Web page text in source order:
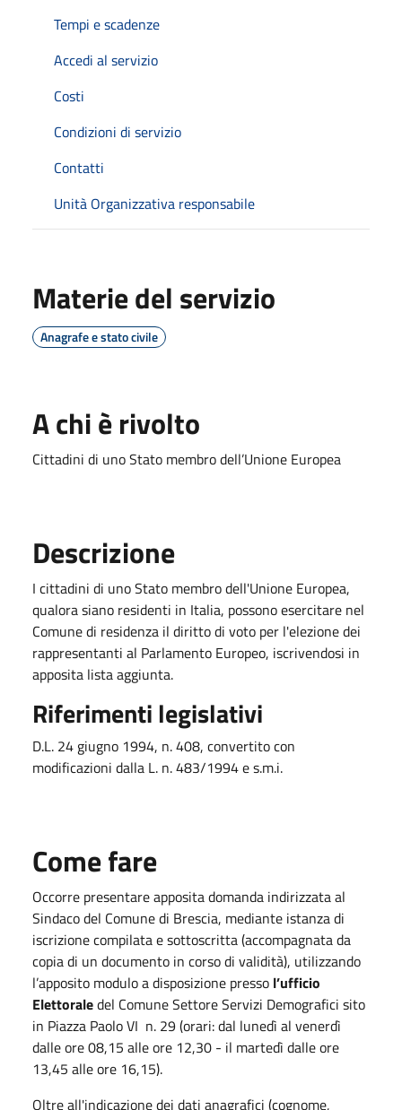
Tempi e scadenze
Accedi al servizio
Costi
Condizioni di servizio
Contatti
Unità Organizzativa responsabile
Materie del servizio
Anagrafe e stato civile
A chi è rivolto
Cittadini di uno Stato membro dell’Unione Europea
Descrizione
I cittadini di uno Stato membro dell'Unione Europea,
qualora siano residenti in Italia, possono esercitare nel
Comune di residenza il diritto di voto per l'elezione dei
rappresentanti al Parlamento Europeo, iscrivendosi in
apposita lista aggiunta.
Riferimenti legislativi
D.L. 24 giugno 1994, n. 408, convertito con
modificazioni dalla L. n. 483/1994 e s.m.i.
Come fare
Occorre presentare apposita domanda indirizzata al
Sindaco del Comune di Brescia, mediante istanza di
iscrizione compilata e sottoscritta (accompagnata da
copia di un documento in corso di validità), utilizzando
l’apposito modulo a disposizione presso l’ufficio
Elettoraledel Comune Settore Servizi Demografici sito
in Piazza Paolo VI n. 29 (orari: dal lunedì al venerdì
dalle ore 08,15 alle ore 12,30 - il martedì dalle ore
13,45 alle ore 16,15).
Oltre all'indicazione dei dati anagrafici (cognome,